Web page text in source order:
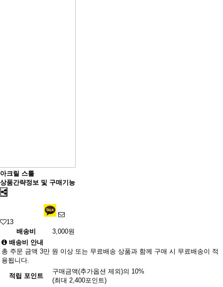
아크릴 스툴
상품간략정보 및 구매기능
13
배송비
3,000원
배송비 안내
총 주문 금액 3만 원 이상 또는 무료배송 상품과 함께 구매 시 무료배송이 적
용됩니다.
적립 포인트
구매금액(추가옵션 제외)의 10%
(최대 2,400포인트)